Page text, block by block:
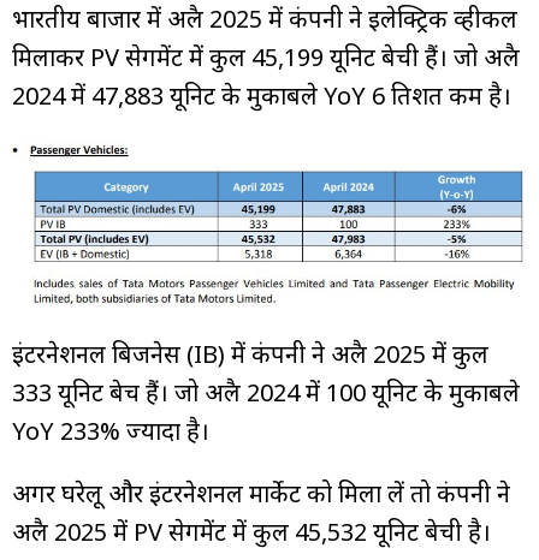
भारतीय बाजार में अप्रैल 2025 में कंपनी ने इलेक्ट्रिक व्हीकल
मिलाकर PV सेगमेंट में कुल 45,199 यूनिट बेची हैं। जो अप्रैल
2024 में 47,883 यूनिट के मुकाबले YoY 6 प्रतिशत कम है।
इंटरनेशनल बिजनेस (IB) में कंपनी ने अप्रैल 2025 में कुल
333 यूनिट बेच हैं। जो अप्रैल 2024 में 100 यूनिट के मुकाबले
YoY 233% ज्यादा है।
अगर घरेलू और इंटरनेशनल मार्केट को मिला लें तो कंपनी ने
अप्रैल 2025 में PV सेगमेंट में कुल 45,532 यूनिट बेची है।